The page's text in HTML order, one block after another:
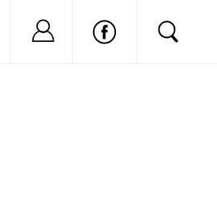
Nu ai cont?